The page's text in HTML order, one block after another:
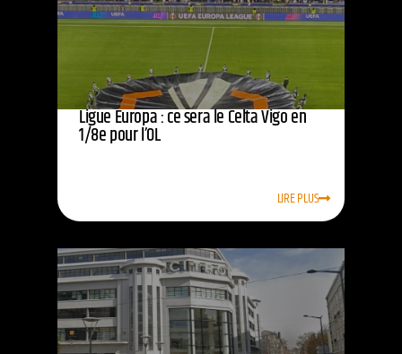
Ligue Europa : ce sera le Celta Vigo en
1/8e pour l’OL
LIRE PLUS